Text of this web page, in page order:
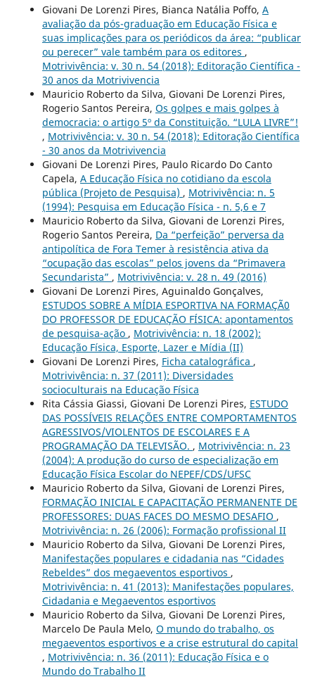
Giovani De Lorenzi Pires, Bianca Natália Poffo, A
avaliação da pós-graduação em Educação Física e
suas implicações para os periódicos da área: “publicar
ou perecer” vale também para os editores ,
Motrivivência: v. 30 n. 54 (2018): Editoração Científica -
30 anos da Motrivivencia
Mauricio Roberto da Silva, Giovani De Lorenzi Pires,
Rogerio Santos Pereira, Os golpes e mais golpes à
democracia: o artigo 5º da Constituição. “LULA LIVRE”!
, Motrivivência: v. 30 n. 54 (2018): Editoração Científica
- 30 anos da Motrivivencia
Giovani De Lorenzi Pires, Paulo Ricardo Do Canto
Capela, A Educação Física no cotidiano da escola
pública (Projeto de Pesquisa) , Motrivivência: n. 5
(1994): Pesquisa em Educação Física - n. 5,6 e 7
Mauricio Roberto da Silva, Giovani de Lorenzi Pires,
Rogerio Santos Pereira, Da “perfeição” perversa da
antipolítica de Fora Temer à resistência ativa da
“ocupação das escolas” pelos jovens da “Primavera
Secundarista” , Motrivivência: v. 28 n. 49 (2016)
Giovani De Lorenzi Pires, Aguinaldo Gonçalves,
ESTUDOS SOBRE A MÍDIA ESPORTIVA NA FORMAÇÃ0
DO PROFESSOR DE EDUCAÇÃO FÍSICA: apontamentos
de pesquisa-ação , Motrivivência: n. 18 (2002):
Educação Física, Esporte, Lazer e Mídia (II)
Giovani De Lorenzi Pires, Ficha catalográfica ,
Motrivivência: n. 37 (2011): Diversidades
socioculturais na Educação Física
Rita Cássia Giassi, Giovani De Lorenzi Pires, ESTUDO
DAS POSSÍVEIS RELAÇÕES ENTRE COMPORTAMENTOS
AGRESSIVOS/VIOLENTOS DE ESCOLARES E A
PROGRAMAÇÃO DA TELEVISÃO. , Motrivivência: n. 23
(2004): A produção do curso de especialização em
Educação Física Escolar do NEPEF/CDS/UFSC
Mauricio Roberto da Silva, Giovani de Lorenzi Pires,
FORMAÇÃO INICIAL E CAPACITAÇÃO PERMANENTE DE
PROFESSORES: DUAS FACES DO MESMO DESAFIO ,
Motrivivência: n. 26 (2006): Formação profissional II
Mauricio Roberto da Silva, Giovani De Lorenzi Pires,
Manifestações populares e cidadania nas “Cidades
Rebeldes” dos megaeventos esportivos ,
Motrivivência: n. 41 (2013): Manifestações populares,
Cidadania e Megaeventos esportivos
Mauricio Roberto da Silva, Giovani De Lorenzi Pires,
Marcelo De Paula Melo, O mundo do trabalho, os
megaeventos esportivos e a crise estrutural do capital
, Motrivivência: n. 36 (2011): Educação Física e o
Mundo do Trabalho II